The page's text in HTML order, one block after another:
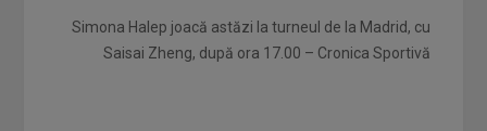
Simona Halep joacă astăzi la turneul de la Madrid, cu
Saisai Zheng, după ora 17.00 – Cronica Sportivă